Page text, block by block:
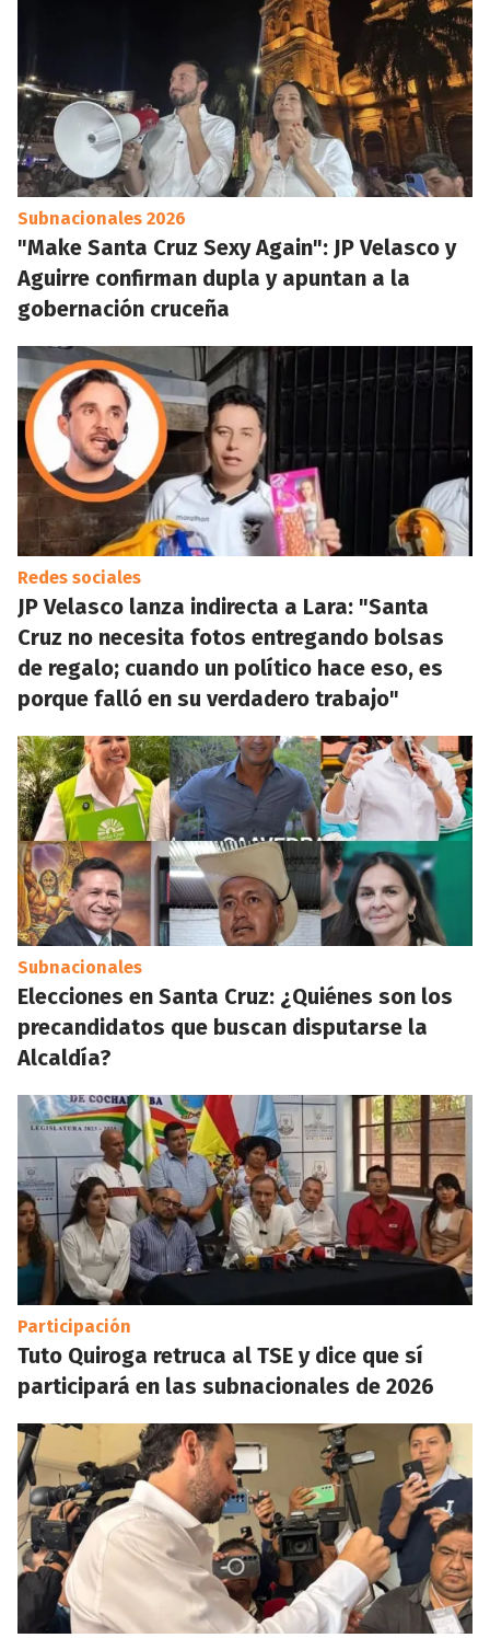
Subnacionales 2026
"Make Santa Cruz Sexy Again": JP Velasco y
Aguirre confirman dupla y apuntan a la
gobernación cruceña
Redes sociales
JP Velasco lanza indirecta a Lara: "Santa
Cruz no necesita fotos entregando bolsas
de regalo; cuando un político hace eso, es
porque falló en su verdadero trabajo"
Subnacionales
Elecciones en Santa Cruz: ¿Quiénes son los
precandidatos que buscan disputarse la
Alcaldía?
Participación
Tuto Quiroga retruca al TSE y dice que sí
participará en las subnacionales de 2026